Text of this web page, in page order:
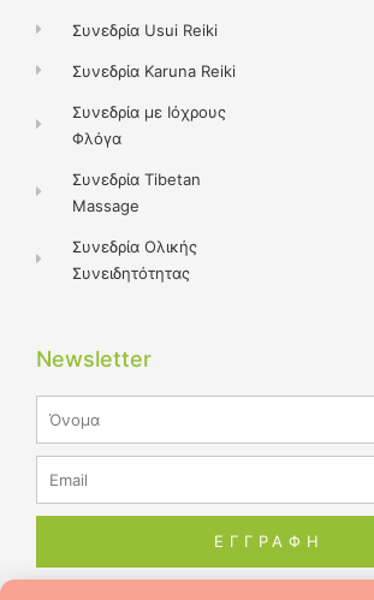
Συνεδρία Usui Reiki
Συνεδρία Karuna Reiki
Συνεδρία με Ιόχρους
Φλόγα
Συνεδρία Tibetan
Massage
Συνεδρία Ολικής
Συνειδητότητας
Newsletter
ΕΓΓΡΑΦΗ